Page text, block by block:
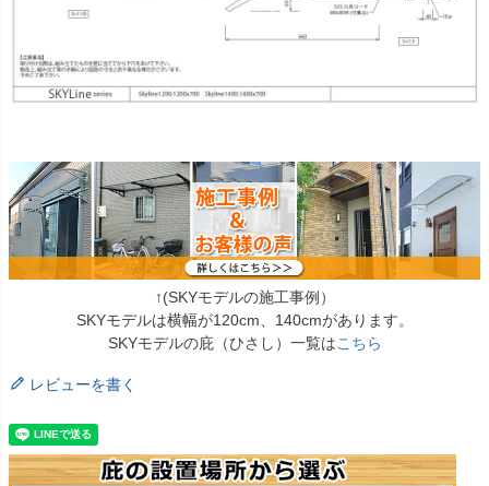
↑(SKYモデルの施工事例）
SKYモデルは横幅が120cm、140cmがあります。
SKYモデルの庇（ひさし）一覧はこちら
レビューを書く